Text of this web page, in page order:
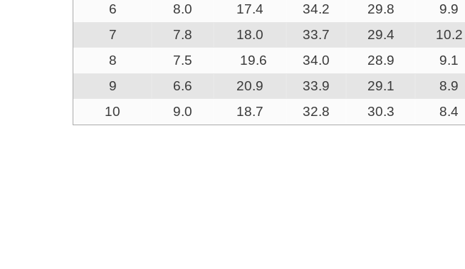
6
8.0 17.4 34.2 29.8 9.9
7
7.8 18.0 33.7 29.4 10.2
8
7.5 19.6 34.0 28.9 9.1
9
6.6 20.9 33.9 29.1 8.9
10
9.0 18.7 32.8 30.3 8.4